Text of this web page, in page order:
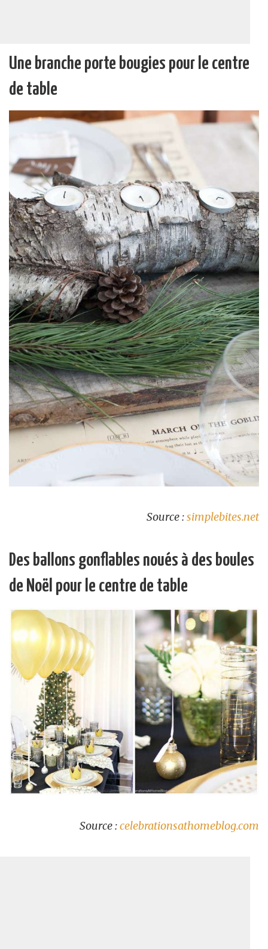
Une branche porte bougies pour le centre
de table
Source :simplebites.net
Des ballons gonflables noués à des boules
de Noël pour le centre de table
Source :celebrationsathomeblog.com